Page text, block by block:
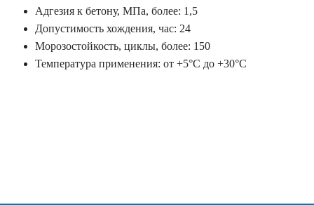
Адгезия к бетону, МПа, более: 1,5
Допустимость хождения, час: 24
Морозостойкость, циклы, более: 150
Температура применения: от +5°С до +30°С